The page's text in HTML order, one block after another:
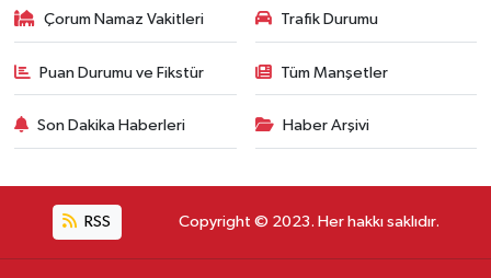
Çorum Namaz Vakitleri Trafik Durumu
Puan Durumu ve Fikstür Tüm Manşetler
Son Dakika Haberleri Haber Arşivi
RSS Copyright © 2023. Her hakkı saklıdır.